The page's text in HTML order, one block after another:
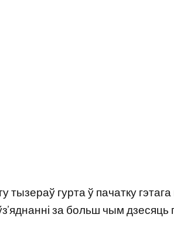
гурта ў пачатку гэтага
за больш чым дзесяць